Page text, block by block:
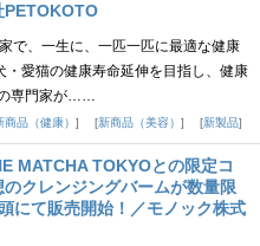
PETOKOTO
で、一生に、一匹一匹に最適な健康
・愛猫の健康寿命延伸を目指し、健康
の専門家が……
商品（健康） 新商品（美容） 新製品
MATCHA TOKYOとの限定コ
クレンジングバームが数量限
にて販売開始！／モノック株式